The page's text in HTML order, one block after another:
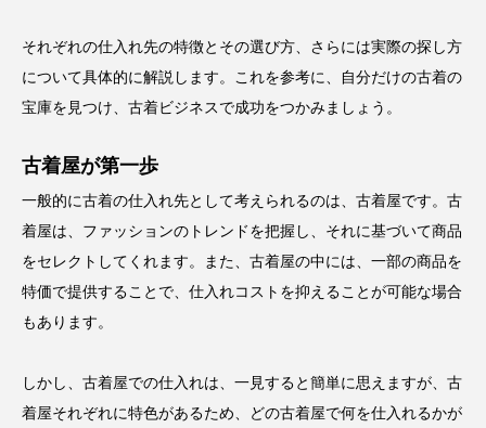
それぞれの仕入れ先の特徴とその選び方、さらには実際の探し方
について具体的に解説します。これを参考に、自分だけの古着の
宝庫を見つけ、古着ビジネスで成功をつかみましょう。
古着屋が第一歩
一般的に古着の仕入れ先として考えられるのは、古着屋です。古
着屋は、ファッションのトレンドを把握し、それに基づいて商品
をセレクトしてくれます。また、古着屋の中には、一部の商品を
特価で提供することで、仕入れコストを抑えることが可能な場合
もあります。
しかし、古着屋での仕入れは、一見すると簡単に思えますが、古
着屋それぞれに特色があるため、どの古着屋で何を仕入れるかが